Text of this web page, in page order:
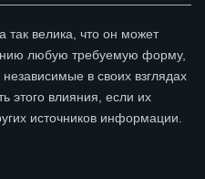
так велика, что он может
любую требуемую форму,
в своих взглядах
этого влияния, если их
источников информации.